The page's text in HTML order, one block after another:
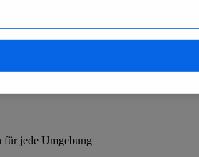
und -prognosen
entdecken
jede Umgebung